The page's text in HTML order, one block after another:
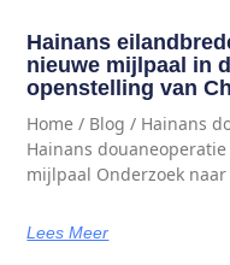
Hainans
nieuwe mijlpaal in
openstelling van
Home / Blog / Hainans
Hainans
mijlpaal Onderzoek
Lees Meer